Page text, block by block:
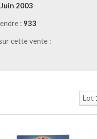
2003
: 933
cette vente :